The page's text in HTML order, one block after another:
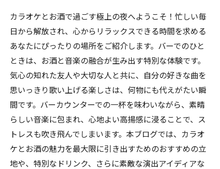
カラオケとお酒で過ごす極上の夜へようこそ！忙しい毎
日から解放され、心からリラックスできる時間を求める
あなたにぴったりの場所をご紹介します。バーでのひと
ときは、お酒と音楽の融合が生み出す特別な体験です。
気心の知れた友人や大切な人と共に、自分の好きな曲を
思いっきり歌い上げる楽しさは、何物にも代えがたい瞬
間です。バーカウンターでの一杯を味わいながら、素晴
らしい音楽に包まれ、心地よい高揚感に浸ることで、ス
トレスも吹き飛んでしまいます。本ブログでは、カラオ
ケとお酒の魅力を最大限に引き出すためのおすすめの立
地や、特別なドリンク、さらに素敵な演出アイディアな